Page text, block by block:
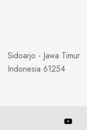
Sidoarjo - Jawa Timur
Indonesia 61254